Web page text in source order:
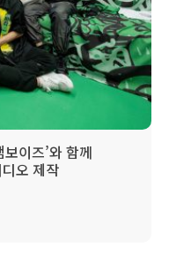
이즈’와 함께
오 제작